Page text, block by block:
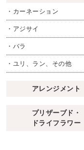
・カーネーション
・アジサイ
・バラ
・ユリ、ラン、その他
アレンジメント
プリザーブド・
ドライフラワー